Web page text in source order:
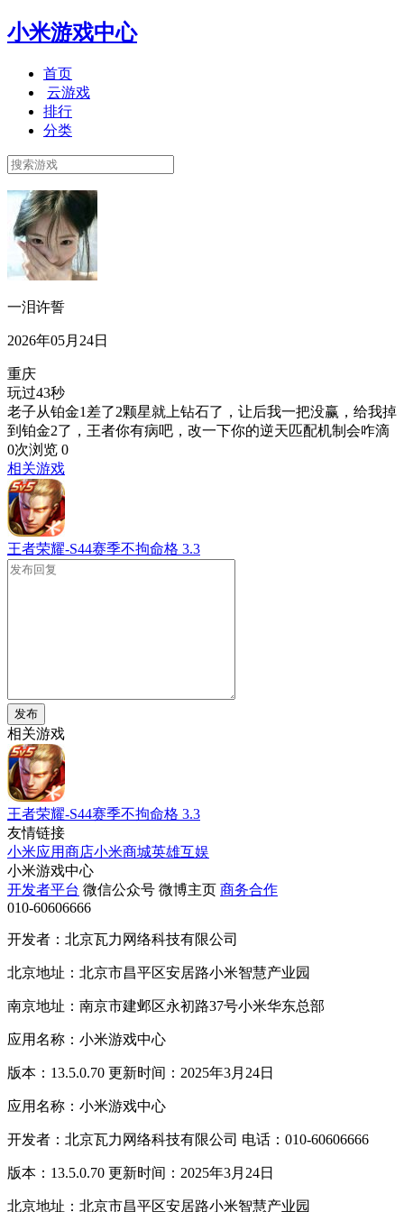
小米游戏中心
首页
云游戏
排行
分类
一泪许誓
2026年05月24日
重庆
玩过43秒
老子从铂金1差了2颗星就上钻石了，让后我一把没赢，给我掉
到铂金2了，王者你有病吧，改一下你的逆天匹配机制会咋滴
0次浏览 0
相关游戏
王者荣耀-S44赛季不拘命格 3.3
发布
相关游戏
王者荣耀-S44赛季不拘命格 3.3
友情链接
小米应用商店小米商城英雄互娱
小米游戏中心
开发者平台 微信公众号 微博主页 商务合作
010-60606666
开发者：北京瓦力网络科技有限公司
北京地址：北京市昌平区安居路小米智慧产业园
南京地址：南京市建邺区永初路37号小米华东总部
应用名称：小米游戏中心
版本：13.5.0.70 更新时间：2025年3月24日
应用名称：小米游戏中心
开发者：北京瓦力网络科技有限公司 电话：010-60606666
版本：13.5.0.70 更新时间：2025年3月24日
北京地址：北京市昌平区安居路小米智慧产业园